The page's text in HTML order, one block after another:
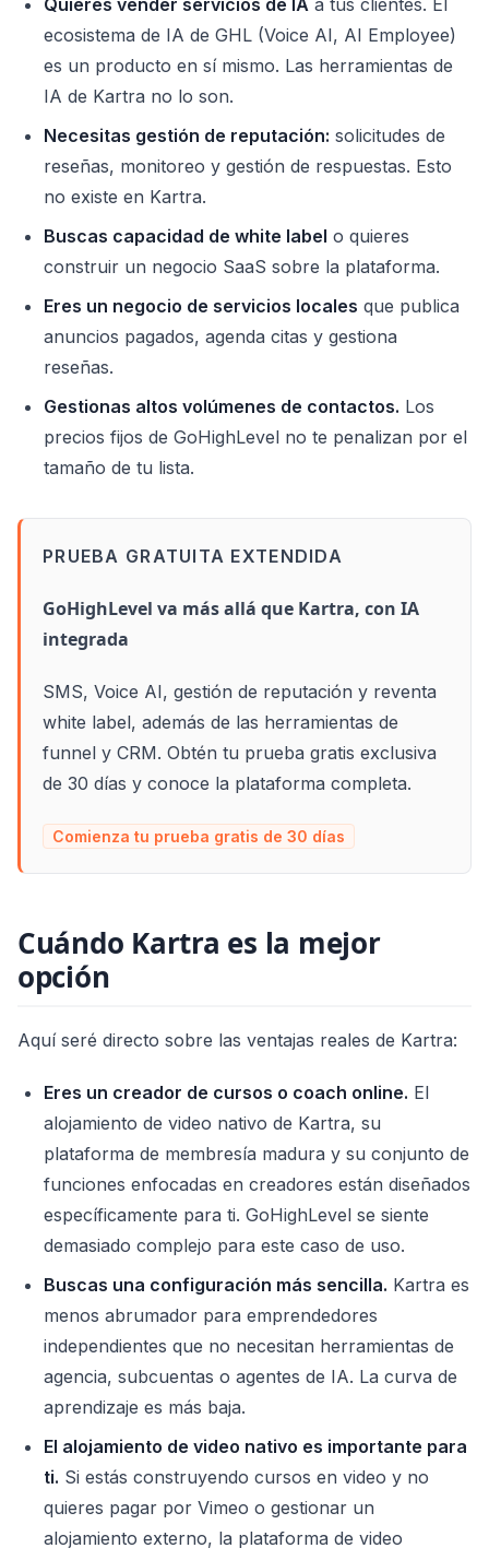
Quieres vender servicios de IA a tus clientes. El
ecosistema de IA de GHL (Voice AI, AI Employee)
es un producto en sí mismo. Las herramientas de
IA de Kartra no lo son.
Necesitas gestión de reputación: solicitudes de
reseñas, monitoreo y gestión de respuestas. Esto
no existe en Kartra.
Buscas capacidad de white label o quieres
construir un negocio SaaS sobre la plataforma.
Eres un negocio de servicios locales que publica
anuncios pagados, agenda citas y gestiona
reseñas.
Gestionas altos volúmenes de contactos. Los
precios fijos de GoHighLevel no te penalizan por el
tamaño de tu lista.
PRUEBA GRATUITA EXTENDIDA
GoHighLevel va más allá que Kartra, con IA
integrada
SMS, Voice AI, gestión de reputación y reventa
white label, además de las herramientas de
funnel y CRM. Obtén tu prueba gratis exclusiva
de 30 días y conoce la plataforma completa.
Comienza tu prueba gratis de 30 días
Cuándo Kartra es la mejor
opción
Aquí seré directo sobre las ventajas reales de Kartra:
Eres un creador de cursos o coach online. El
alojamiento de video nativo de Kartra, su
plataforma de membresía madura y su conjunto de
funciones enfocadas en creadores están diseñados
específicamente para ti. GoHighLevel se siente
demasiado complejo para este caso de uso.
Buscas una configuración más sencilla. Kartra es
menos abrumador para emprendedores
independientes que no necesitan herramientas de
agencia, subcuentas o agentes de IA. La curva de
aprendizaje es más baja.
El alojamiento de video nativo es importante para
ti. Si estás construyendo cursos en video y no
quieres pagar por Vimeo o gestionar un
alojamiento externo, la plataforma de video